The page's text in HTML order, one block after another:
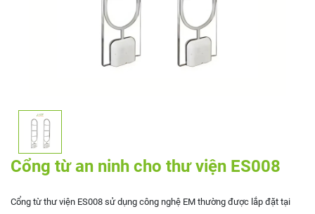
Cổng từ an ninh cho thư viện ES008
Cổng từ thư viện ES008 sử dụng công nghệ EM thường được lắp đặt tại